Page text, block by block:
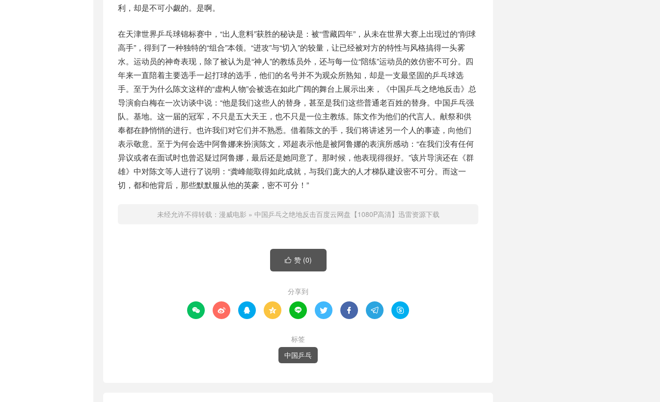
利，却是不可小觑的。是啊。
在天津世界乒乓球锦标赛中，“出人意料”获胜的秘诀是：被“雪藏四年”，从未在世界大赛上出现过的“削球
高手”，得到了一种独特的“组合”本领。“进攻”与“切入”的较量，让已经被对方的特性与风格搞得一头雾
水。运动员的神奇表现，除了被认为是“神人”的教练员外，还与每一位“陪练”运动员的效仿密不可分。四
年来一直陪着主要选手一起打球的选手，他们的名号并不为观众所熟知，却是一支最坚固的乒乓球选
手。至于为什么陈文这样的“虚构人物”会被选在如此广阔的舞台上展示出来，《中国乒乓之绝地反击》总
导演俞白梅在一次访谈中说：“他是我们这些人的替身，甚至是我们这些普通老百姓的替身。中国乒乓强
队。基地。这一届的冠军，不只是五大天王，也不只是一位主教练。陈文作为他们的代言人。献祭和供
奉都在静悄悄的进行。也许我们对它们并不熟悉。借着陈文的手，我们将讲述另一个人的事迹，向他们
表示敬意。至于为何会选中阿鲁娜来扮演陈文，邓超表示他是被阿鲁娜的表演所感动：“在我们没有任何
异议或者在面试时也曾迟疑过阿鲁娜，最后还是她同意了。那时候，他表现得很好。”该片导演还在《群
雄》中对陈文等人进行了说明：“龚峰能取得如此成就，与我们庞大的人才梯队建设密不可分。而这一
切，都和他背后，那些默默服从他的英豪，密不可分！”
未经允许不得转载： 漫威电影 » 中国乒乓之绝地反击百度云网盘【1080P高清】迅雷资源下载
 赞 (0)
分享到
        
标签
中国乒乓